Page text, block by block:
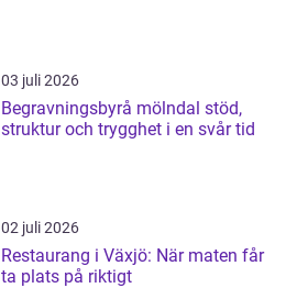
03 juli 2026
Begravningsbyrå mölndal stöd,
struktur och trygghet i en svår tid
02 juli 2026
Restaurang i Växjö: När maten får
ta plats på riktigt